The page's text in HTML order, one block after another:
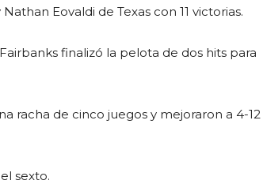
Eovaldi de Texas con 11 victorias.
finalizó la pelota de dos hits para
racha de cinco juegos y mejoraron a 4-12
sexto.